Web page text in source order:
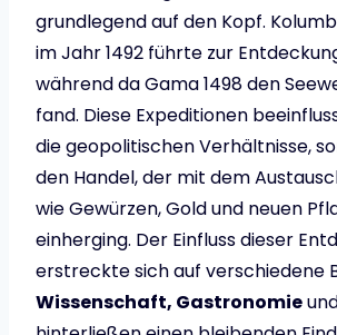
grundlegend auf den Kopf.
im Jahr 1492 führte zur
während da Gama 1498 den
fand. Diese Expeditionen
die geopolitischen Verhältnisse,
den Handel, der mit dem
wie Gewürzen, Gold und neuen
einherging. Der Einfluss dieser
erstreckte sich auf verschiedene
Wissenschaft, Gastronomie